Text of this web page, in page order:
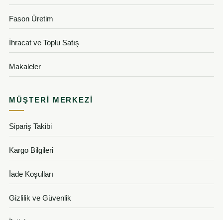
Fason Üretim
İhracat ve Toplu Satış
Makaleler
MÜŞTERI MERKEZI
Sipariş Takibi
Kargo Bilgileri
İade Koşulları
Gizlilik ve Güvenlik